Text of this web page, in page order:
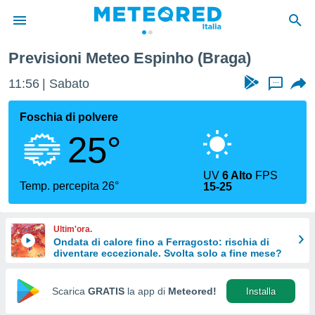
di
per
le
di
Web
Previsioni Meteo Espinho (Braga)
11:56 Sabato ...
Foschia di polvere
25°
Temp. percepita 26°
UV6 Alto FPS
15-25
Ultim'ora.
Ondata di calore fino a Ferragosto: rischia di
diventare eccezionale. Svolta solo a fine mese?
Scarica GRATIS la app di Meteored! Installa